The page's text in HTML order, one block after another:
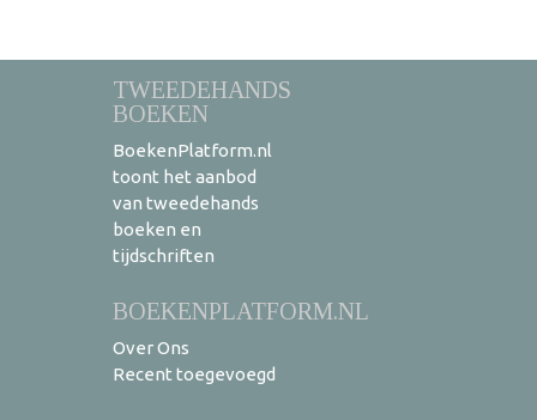
TWEEDEHANDS
BOEKEN
BoekenPlatform.nl
toont het aanbod
van tweedehands
boeken en
tijdschriften
BOEKENPLATFORM.NL
Over Ons
Recent toegevoegd